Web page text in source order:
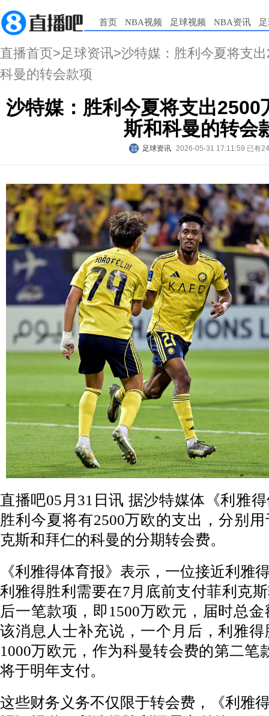
首页 NBA视频 足球视频 NBA资讯
直播首页>足球资讯>沙特媒：胜利今夏将支
科曼的转会款项
沙特媒：胜利今夏将支出2500
斯和科曼的转会
足球资讯 2026-05-31 17:11:59 已有
直播吧05月31日讯 据沙特媒体《利雅
胜利今夏将有2500万欧的支出，分别
克斯和拜仁的科曼的分期转会费。
《利雅得体育报》表示，一位接近利雅
利雅得胜利需要在7月底前支付菲利克
后一笔款项，即1500万欧元，届时总
该消息人士补充说，一个月后，利雅
1000万欧元，作为科曼转会费的第二笔
将于明年支付。
这些财务义务不仅限于转会费，《利雅